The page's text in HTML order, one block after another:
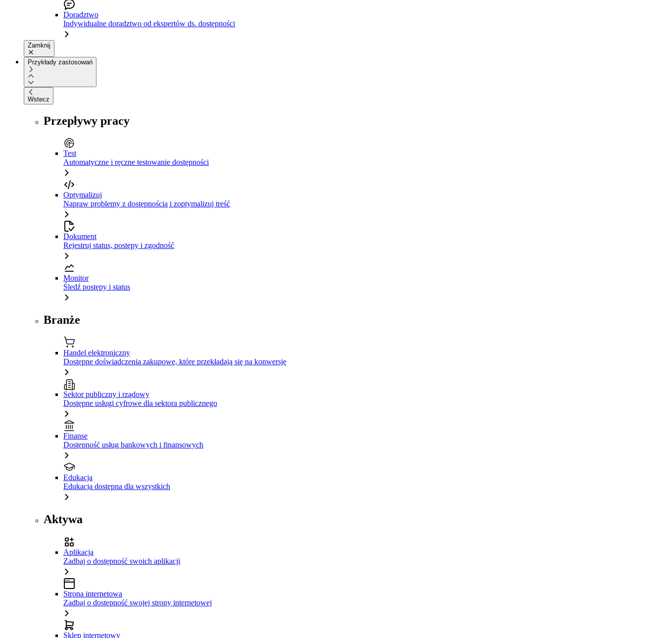
Doradztwo
Indywidualne doradztwo od ekspertów ds. dostępności
Zamknij
Przykłady zastosowań
Wstecz
Przepływy pracy
Test
Automatyczne i ręczne testowanie dostępności
Optymalizuj
Napraw problemy z dostępnością i zoptymalizuj treść
Dokument
Rejestruj status, postępy i zgodność
Monitor
Śledź postępy i status
Branże
Handel elektroniczny
Dostępne doświadczenia zakupowe, które przekładają się na konwersję
Sektor publiczny i rządowy
Dostępne usługi cyfrowe dla sektora publicznego
Finanse
Dostępność usług bankowych i finansowych
Edukacja
Edukacja dostępna dla wszystkich
Aktywa
Aplikacja
Zadbaj o dostępność swoich aplikacji
Strona internetowa
Zadbaj o dostępność swojej strony internetowej
Sklep internetowy